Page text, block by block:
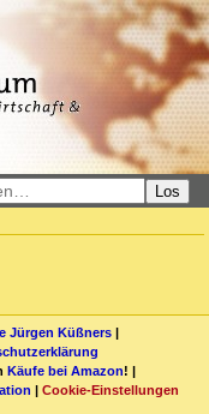
Los
Jürgen Küßners |
Käufe bei Amazon! |
| Cookie-Einstellungen